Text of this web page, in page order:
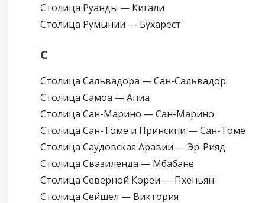
Столица Руанды — Кигали
Столица Румынии — Бухарест
С
Столица Сальвадора — Сан-Сальвадор
Столица Самоа — Апиа
Столица Сан-Марино — Сан-Марино
Столица Сан-Томе и Принсипи — Сан-Томе
Столица Саудовская Аравии — Эр-Рияд
Столица Свазиленда — Мбабане
Столица Северной Кореи — Пхеньян
Столица Сейшел — Виктория